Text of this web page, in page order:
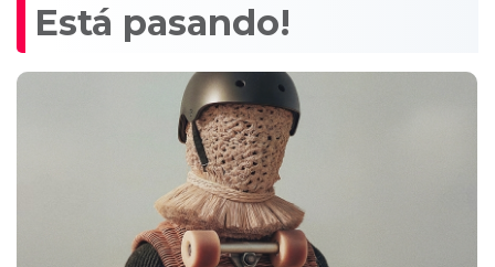
Está pasando!